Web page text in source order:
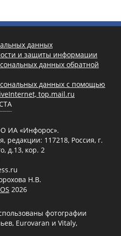
данных
и защиты информации
данных обратной
данных с помощью
top.mail.ru
ИА «Инфорос».
редакции: 117218, Россия, г.
д.13, кор. 2
Н.В.
2026
фотографии
Eurovaran и Vitaly,